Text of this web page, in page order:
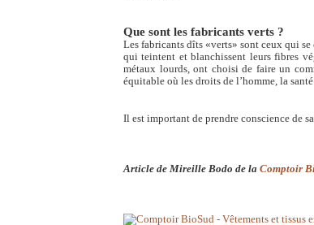
Que sont les fabricants verts ?
Les fabricants dîts «verts» sont ceux qui
qui teintent et blanchissent leurs fibres
métaux lourds, ont choisi de faire un
équitable où les droits de l’homme, la
Il est important de prendre conscience de
Article de Mireille Bodo de la Comptoir